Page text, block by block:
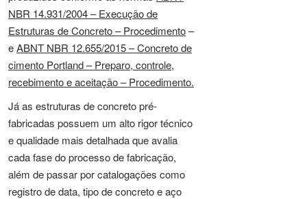
NBR 14.931/2004 – Execução de
Estruturas de Concreto – Procedimento–
eABNT NBR 12.655/2015 – Concreto de
cimento Portland – Preparo, controle,
recebimento e aceitação – Procedimento.
Já as estruturas de concreto pré-
fabricadas possuem um alto rigor técnico
e qualidade mais detalhada que avalia
cada fase do processo de fabricação,
além de passar por catalogações como
registro de data, tipo de concreto e aço